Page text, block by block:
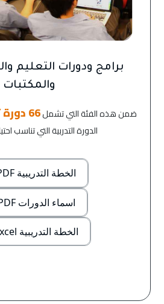
برامج ودورات التعليم
والمكتبات
ضمن هذه الفئة التي تشمل66 دورة تدريبية
الدورة التدربية التي تناسب
الخطة التدريبية PDF
اسماء الدورات PDF
الخطة التدريبية Excel